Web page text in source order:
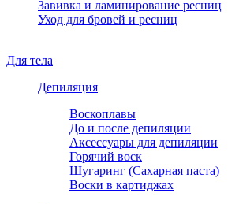
Завивка и ламинирование ресниц
Уход для бровей и ресниц
Для тела
Депиляция
Воскоплавы
До и после депиляции
Аксессуары для депиляции
Горячий воск
Шугаринг (Сахарная паста)
Воски в картиджах